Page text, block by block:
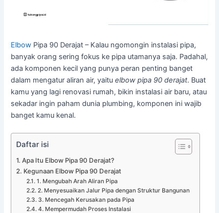
Elbow Pipa 90 Derajat – Kalau ngomongin instalasi pipa,
banyak orang sering fokus ke pipa utamanya saja. Padahal,
ada komponen kecil yang punya peran penting banget
dalam mengatur aliran air, yaituelbow pipa 90 derajat. Buat
kamu yang lagi renovasi rumah, bikin instalasi air baru, atau
sekadar ingin paham dunia plumbing, komponen ini wajib
banget kamu kenal.
Daftar isi
Apa Itu Elbow Pipa 90 Derajat?
Kegunaan Elbow Pipa 90 Derajat
1. Mengubah Arah Aliran Pipa
2. Menyesuaikan Jalur Pipa dengan Struktur Bangunan
3. Mencegah Kerusakan pada Pipa
4. Mempermudah Proses Instalasi